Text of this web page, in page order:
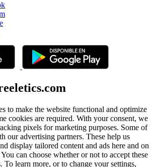
to make the website functional and optimize
cookies are required. With your consent, we
pixels for marketing purposes. Some of
our advertising partners. These help us
display tailored content and ads here and on
can choose whether or not to accept these
To learn more, or to change your settings,